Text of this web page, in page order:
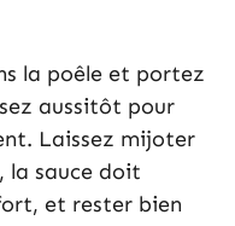
la poêle et portez
aussitôt pour
Laissez mijoter
la sauce doit
et rester bien